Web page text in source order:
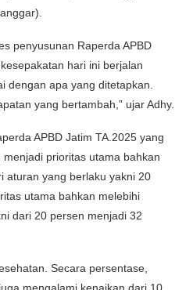
penyusunan Raperda APBD
hari ini berjalan
dengan apa yang ditetapkan.
yang bertambah,” ujar Adhy.
APBD Jatim TA.2025 yang
prioritas utama bahkan
aturan yang berlaku yakni 20
utama bahkan melebihi
dari 20 persen menjadi 32
Secara persentase,